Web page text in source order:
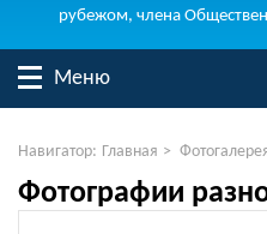
рубежом, члена
Меню
Навигатор: Главная >
Фотографии